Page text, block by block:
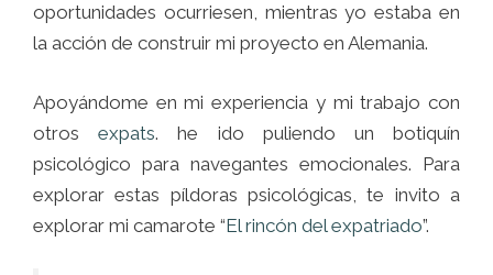
oportunidades ocurriesen, mientras yo estaba en
la acción de construir mi proyecto en Alemania.
Apoyándome en mi experiencia y mi trabajo con
otrosexpats. he ido puliendo un botiquín
psicológico para navegantes emocionales. Para
explorar estas píldoras psicológicas, te invito a
explorar mi camarote “El rincón del expatriado”.